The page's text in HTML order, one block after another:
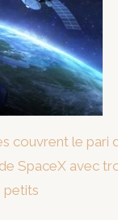
couvrent le pari
SpaceX avec
petits